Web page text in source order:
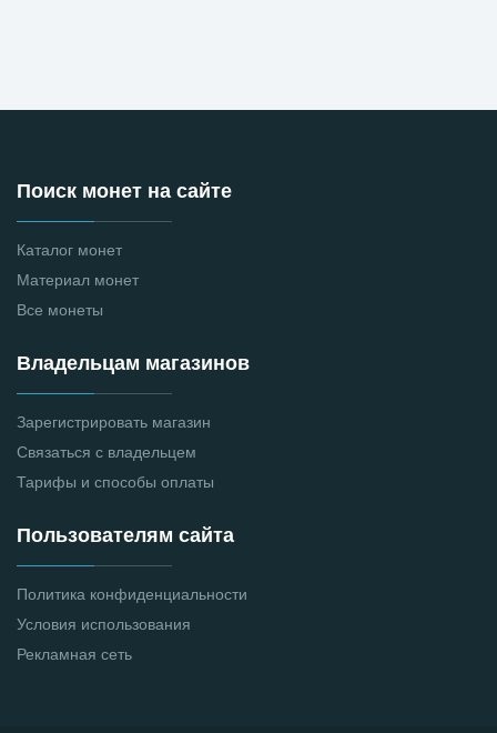
Поиск монет на сайте
Каталог монет
Материал монет
Все монеты
Владельцам магазинов
Зарегистрировать магазин
Связаться с владельцем
Тарифы и способы оплаты
Пользователям сайта
Политика конфиденциальности
Условия использования
Рекламная сеть